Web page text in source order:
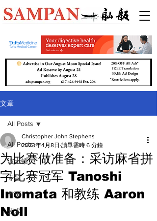
文章
All Posts
波士顿
专题
首页
艺术
All Posts
为比赛做准备：采访麻省拼
字比赛冠军 Tanoshi
Inomata 和教练 ​​Aaron
Noll
Christopher John Stephens
2023年4月8日 讀畢需時 6 分鐘